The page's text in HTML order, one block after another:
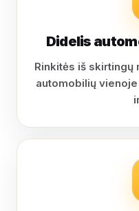
Didelis
Rinkitės iš skirtingų
automobilių